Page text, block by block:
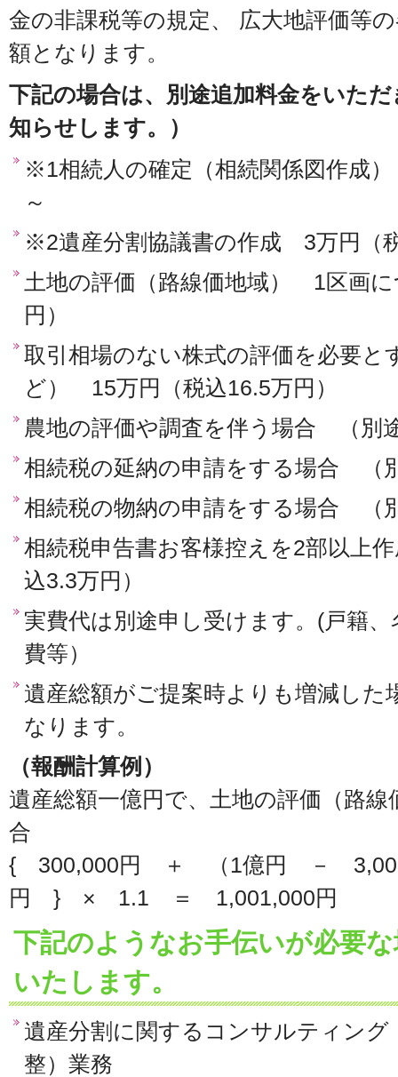
金の非課税等の規定、 広大地評価等
額となります。
下記の場合は、別途追加料金をいた
知らせします。）
※1相続人の確定（相続関係図作成
～
※2遺産分割協議書の作成 3万円（
土地の評価（路線価地域） 1区画
円）
取引相場のない株式の評価を必要と
ど） 15万円（税込16.5万円）
農地の評価や調査を伴う場合 （別
相続税の延納の申請をする場合 （
相続税の物納の申請をする場合 （
相続税申告書お客様控えを2部以上
込3.3万円）
実費代は別途申し受けます。(戸籍
費等）
遺産総額がご提案時よりも増減した
なります。
（報酬計算例）
遺産総額一億円で、土地の評価（路
合
{ 300,000円 ＋ （1億円 －
円 } × 1.1 ＝ 1,001,000円
下記のようなお手伝いが必要
いたします。
遺産分割に関するコンサルティング
整）業務